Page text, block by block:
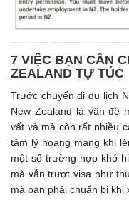
7 VIỆC BẠN CẦN
ZEALAND TỰ TÚC
Trước chuyến đi du lịch
New Zealand là vấn đề
vất vả mà còn rất nhiều
tâm lý hoang mang khi
một số trường hợp khó
mà vẫn trượt visa như
mà bạn phải chuẩn bị khi